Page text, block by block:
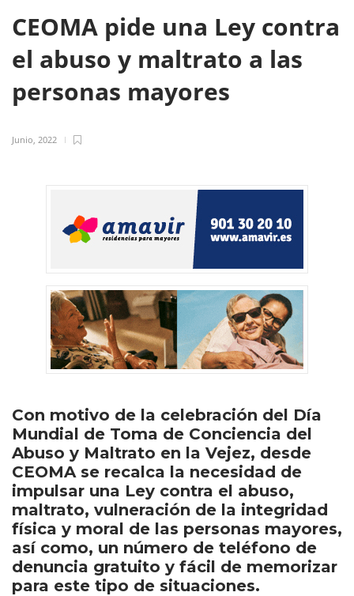
CEOMA pide una Ley contra
el abuso y maltrato a las
personas mayores
Junio, 2022
Con motivo de la celebración del Día
Mundial de Toma de Conciencia del
Abuso y Maltrato en la Vejez, desde
CEOMA se recalca la necesidad de
impulsar una Ley contra el abuso,
maltrato, vulneración de la integridad
física y moral de las personas mayores,
así como, un número de teléfono de
denuncia gratuito y fácil de memorizar
para este tipo de situaciones.